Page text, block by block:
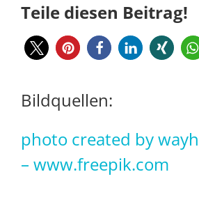
Teile diesen Beitrag!
Bildquellen:
photo created by
– www.freepik.com